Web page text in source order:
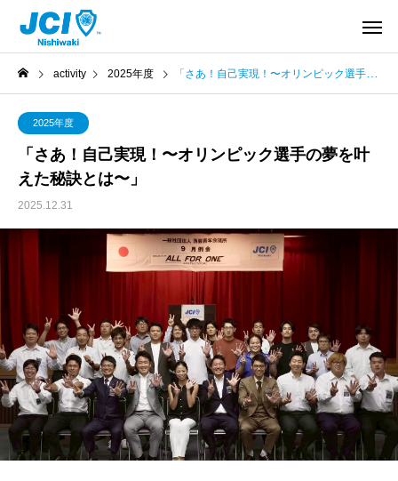
activity 2025年度 「さあ！自己実現！〜オリンピック選手の夢を叶えた秘訣とは〜」
2025年度
「さあ！自己実現！〜オリンピック選手の夢を叶
えた秘訣とは〜」
2025.12.31